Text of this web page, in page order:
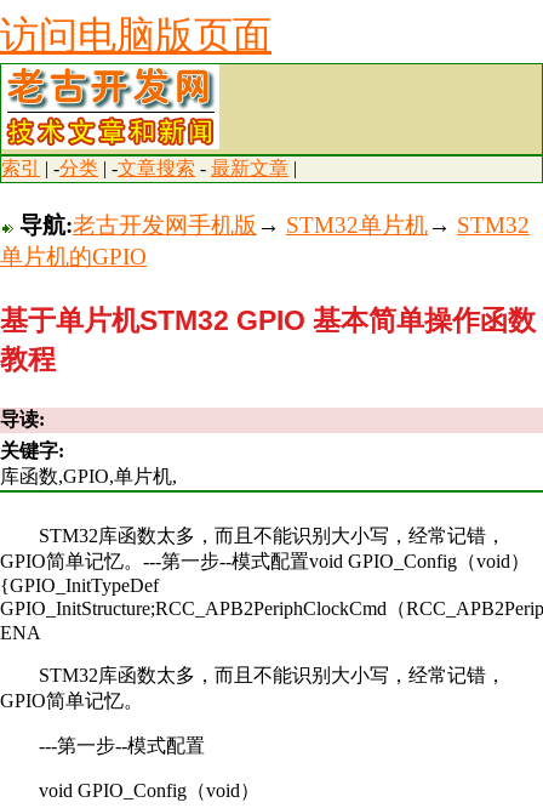
访问电脑版页面
索引 | -分类 | -文章搜索 - 最新文章 |
导航:老古开发网手机版 → STM32单片机→ STM32
单片机的GPIO
基于单片机STM32 GPIO 基本简单操作函数
教程
导读:
关键字:
库函数,GPIO,单片机,
STM32库函数太多，而且不能识别大小写，经常记错，
GPIO简单记忆。---第一步--模式配置void GPIO_Config（void）
{GPIO_InitTypeDef
GPIO_InitStructure;RCC_APB2PeriphClockCmd（
ENA
STM32库函数太多，而且不能识别大小写，经常记错，
GPIO简单记忆。
---第一步--模式配置
void GPIO_Config（void）